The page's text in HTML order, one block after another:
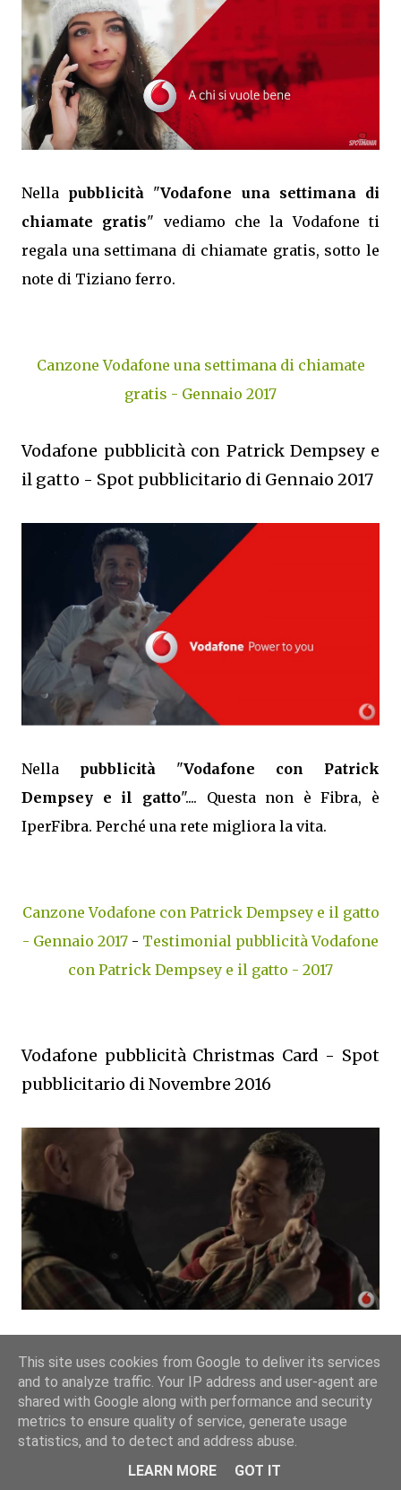
Nella pubblicità "Vodafone una settimana di
chiamate gratis" vediamo che la Vodafone ti
regala una settimana di chiamate gratis, sotto le
note di Tiziano ferro.
Canzone Vodafone una settimana di chiamate
gratis - Gennaio 2017
Vodafone pubblicità con Patrick Dempsey e
il gatto - Spot pubblicitario di Gennaio 2017
Nella pubblicità "Vodafone con Patrick
Dempsey e il gatto".... Questa non è Fibra, è
IperFibra. Perché una rete migliora la vita.
Canzone Vodafone con Patrick Dempsey e il gatto
- Gennaio 2017 - Testimonial pubblicità Vodafone
con Patrick Dempsey e il gatto - 2017
Vodafone pubblicità Christmas Card - Spot
pubblicitario di Novembre 2016
Nella pubblicità "Vodafone Christmas Card
vediamo il testimonial Bruce Willis che ci spiega
assieme al suo amico come funziona la
Christmas Card del 2016, la quale consente di
guardare video dl telefono senza scaricare i
This site uses cookies from Google to deliver its services
and to analyze traffic. Your IP address and user-agent are
shared with Google along with performance and security
metrics to ensure quality of service, generate usage
statistics, and to detect and address abuse.
LEARN MORE
GOT IT